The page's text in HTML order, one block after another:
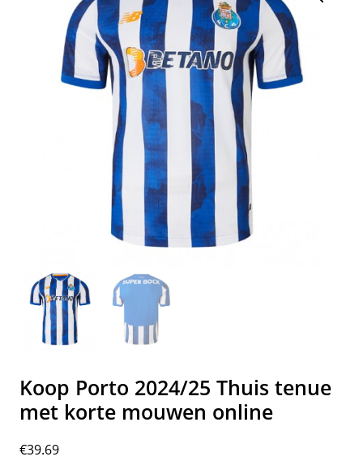
Koop Porto 2024/25 Thuis tenue
met korte mouwen online
€39.69